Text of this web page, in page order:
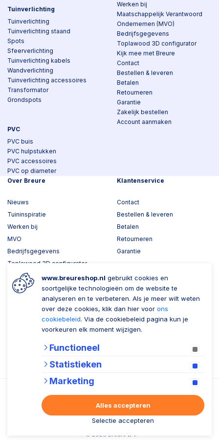
Tuinverlichting
Tuinverlichting
Tuinverlichting staand
Spots
Sfeerverlichting
Tuinverlichting kabels
Wandverlichting
Tuinverlichting accessoires
Transformator
Grondspots
PVC
PVC buis
PVC hulpstukken
PVC accessoires
PVC op diameter
Werken bij
Maatschappelijk Verantwoord
Ondernemen (MVO)
Bedrijfsgegevens
Toplawood 3D configurator
Kijk mee met Breure
Contact
Bestellen & leveren
Betalen
Retourneren
Garantie
Zakelijk bestellen
Account aanmaken
Over Breure
Nieuws
Tuininspiratie
Werken bij
MVO
Bedrijfsgegevens
Toplawood 3D configurator
Kijk mee met Breure
Klantenservice
Contact
Bestellen & leveren
Betalen
Retourneren
Garantie
Wil je ons volgen? Zaken doen met Breure
Zakelijk bestellen
Account aanmaken
Nieuwsbrief
© 2026 Breure B.V.
www.breureshop.nl gebruikt cookies en
soortgelijke technologieën om de website te
analyseren en te verbeteren. Als je meer wilt weten
over deze cookies, klik dan hier voor ons
cookiebeleid. Via de cookiebeleid pagina kun je
voorkeuren elk moment wijzigen.
Functioneel
Statistieken
Marketing
Selectie accepteren
Alles accepteren